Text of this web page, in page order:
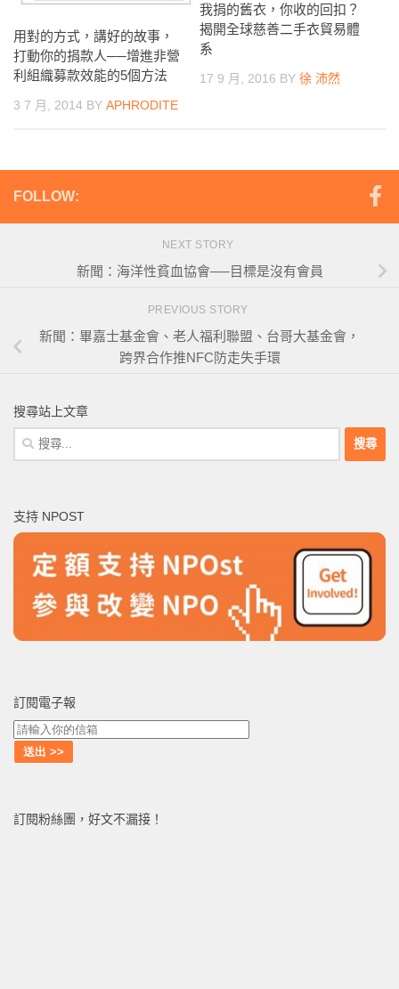
用對的方式，講好的故事，
打動你的捐款人──增進非營
利組織募款效能的5個方法
3 7 月, 2014 BY APHRODITE
我捐的舊衣，你收的回扣？
揭開全球慈善二手衣貿易體
系
17 9 月, 2016 BY 徐 沛然
FOLLOW:
NEXT STORY
新聞：海洋性貧血協會──目標是沒有會員
PREVIOUS STORY
新聞：畢嘉士基金會、老人福利聯盟、台哥大基金會，
跨界合作推NFC防走失手環
搜尋站上文章
搜
尋
字:
支持 NPOST
訂閱電子報
訂閱粉絲團，好文不漏接！